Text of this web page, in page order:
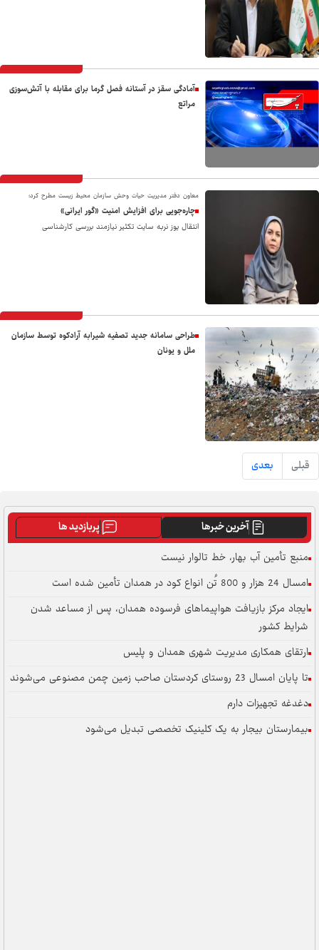
آمادگی سقز در آستانه فصل گرما برای مقابله با آتش‌سوزی
مراتع
معاون دفتر مدیریت حیات‌ وحش سازمان محیط‌ زیست مطرح کرد؛
چاره‌جویی برای افزایش امنیت «گور ایرانی»
انتقال یوز نربه سایت تکثیر نیازمند بررسی کارشناسی
طراحی سامانه جدید تصفیه شیرابه آرادکوه توسط سازمان
ملل و یونان
قبلی بعدی
آخرین خبرها
پربازدید ها
منبع تأمین آب بهار، خط تالوار نیست
امسال 24 هزار و 800 تُن انواع کود در همدان تأمین شده است
ایجاد مرکز بازیافت هواپیماهای فرسوده همدان، پس از مساعد شدن
شرایط کشور
ارتقای همکاری مدیریت شهری همدان و پلیس
تا پایان امسال 23 روستای کردستان صاحب زمین چمن مصنوعی می‌شوند
دغدغه تجهیزات دارم
بیمارستان بیجار به یک کلینیک تخصصی تبدیل می‌شود